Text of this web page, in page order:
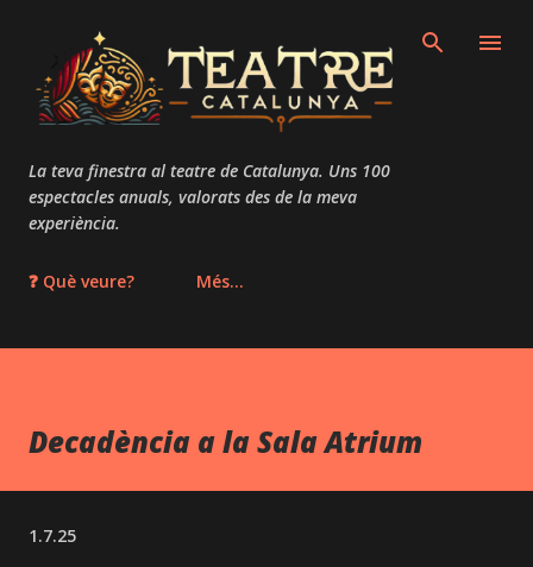
La teva finestra al teatre de Catalunya. Uns 100
espectacles anuals, valorats des de la meva
experiència.
❓ Què veure? Més…
Decadència a la Sala Atrium
1.7.25